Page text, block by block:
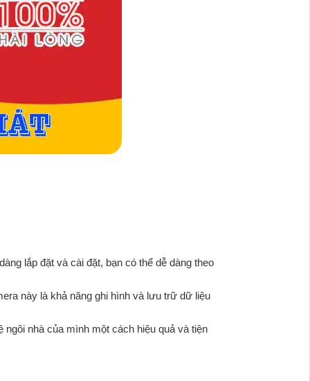
lắp đặt và cài đặt, bạn có thể dễ dàng theo
này là khả năng ghi hình và lưu trữ dữ liệu
nhà của mình một cách hiệu quả và tiện